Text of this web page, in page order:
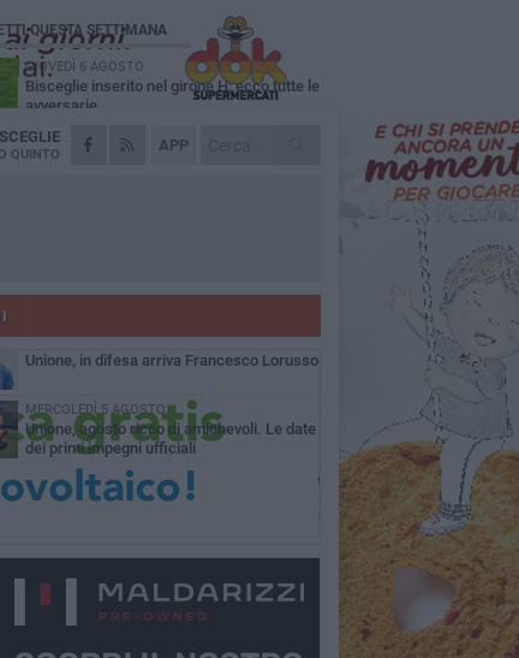
APP
QUINTO
QUESTA SETTIMANA
GIOVEDÌ 6 AGOSTO
Bisceglie inserito nel girone H: ecco tutte le
avversarie
LUNEDÌ 3 AGOSTO
Simone Franceschi, una solida certezza
Unione, innesto per le corsie offensive:
MARTEDÌ 4 AGOSTO
Unione, in difesa arriva Francesco Lorusso
MERCOLEDÌ 5 AGOSTO
Unione, agosto ricco di amichevoli. Le date
dei primi impegni ufficiali